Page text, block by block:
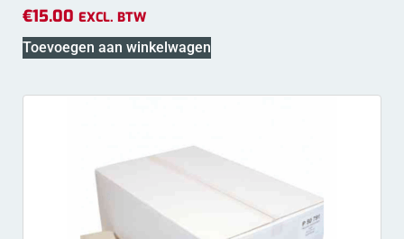
€15.00 EXCL. BTW
Toevoegen aan winkelwagen